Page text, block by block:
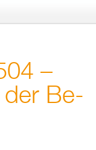
–
der Be­